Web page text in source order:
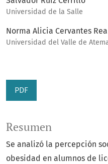
Universidad de la Salle
Norma Alicia Cervantes Rea
Universidad del Valle de
PDF
Resumen
Se analizó la percepción
obesidad en alumnos de